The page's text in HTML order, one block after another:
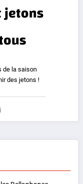
jetons
de la saison
des jetons !